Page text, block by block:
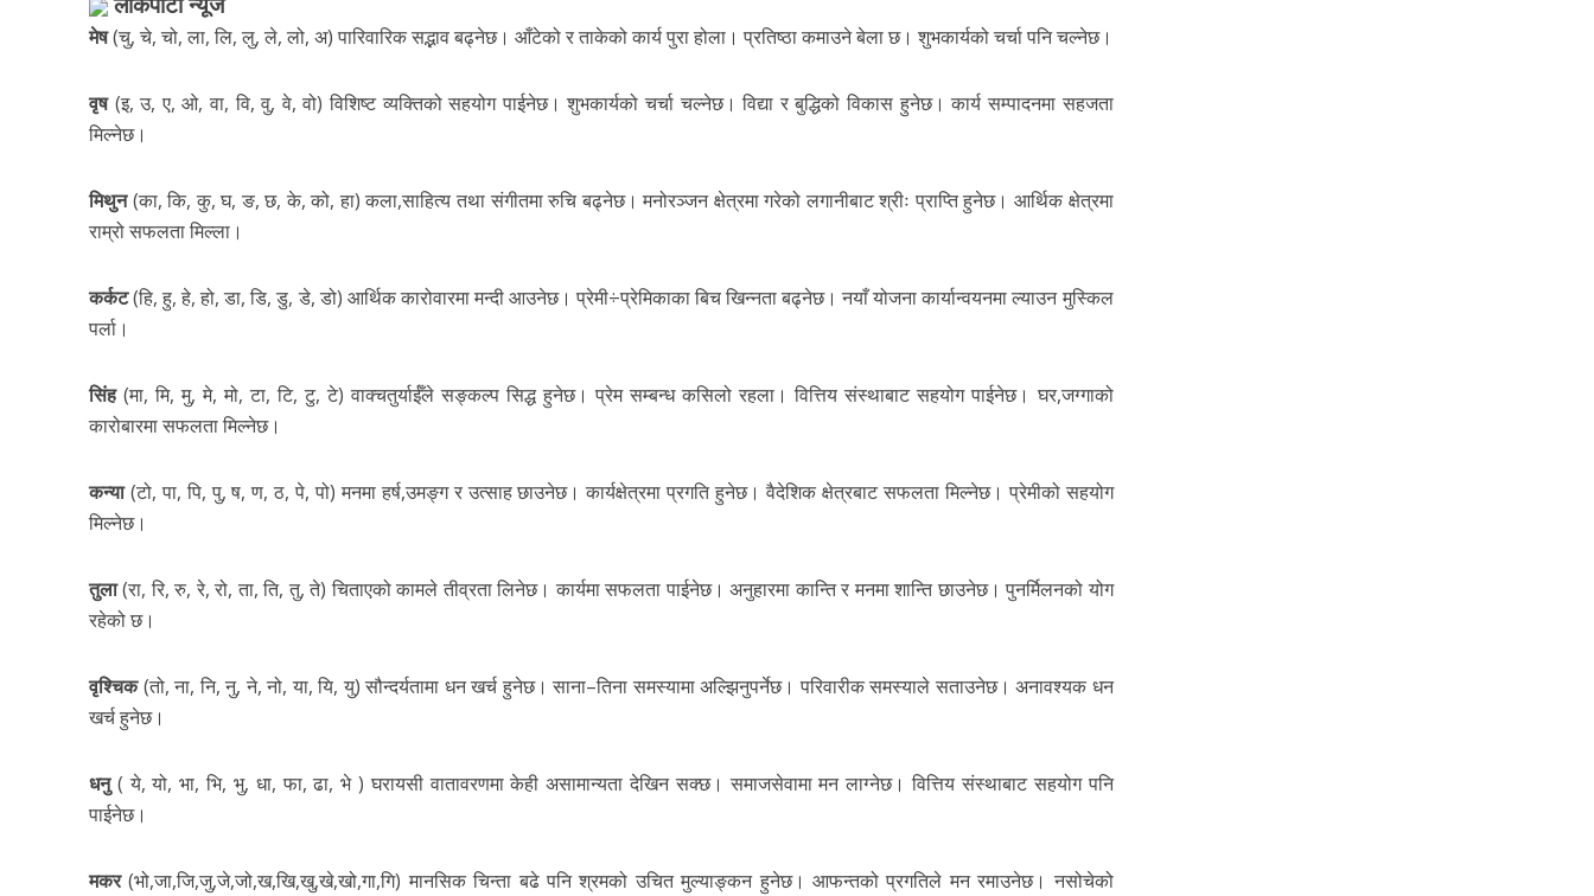
मेष(चु, चे, चो, ला, लि, लु, ले, लो, अ) पारिवारिक सद्भाव बढ्नेछ। आँटेको र ताकेको कार्य पुरा होला। प्रतिष्ठा कमाउने बेला छ। शुभकार्यको चर्चा पनि चल्नेछ।
वृष(इ, उ, ए, ओ, वा, वि, वु, वे, वो) विशिष्ट व्यक्तिको सहयोग पाईनेछ। शुभकार्यको चर्चा चल्नेछ। विद्या र बुद्धिको विकास हुनेछ। कार्य सम्पादनमा सहजता
मिल्नेछ।
मिथुन(का, कि, कु, घ, ङ, छ, के, को, हा) कला,साहित्य तथा संगीतमा रुचि बढ्नेछ। मनोरञ्जन क्षेत्रमा गरेको लगानीबाट श्रीः प्राप्ति हुनेछ। आर्थिक क्षेत्रमा
राम्रो सफलता मिल्ला।
कर्कट(हि, हु, हे, हो, डा, डि, डु, डे, डो) आर्थिक कारोवारमा मन्दी आउनेछ। प्रेमी÷प्रेमिकाका बिच खिन्नता बढ्नेछ। नयाँ योजना कार्यान्वयनमा ल्याउन मुस्किल
पर्ला।
सिंह(मा, मि, मु, मे, मो, टा, टि, टु, टे) वाक्चतुर्याईँले सङ्कल्प सिद्ध हुनेछ। प्रेम सम्बन्ध कसिलो रहला। वित्तिय संस्थाबाट सहयोग पाईनेछ। घर,जग्गाको
कारोबारमा सफलता मिल्नेछ।
कन्या(टो, पा, पि, पु, ष, ण, ठ, पे, पो) मनमा हर्ष,उमङ्ग र उत्साह छाउनेछ। कार्यक्षेत्रमा प्रगति हुनेछ। वैदेशिक क्षेत्रबाट सफलता मिल्नेछ। प्रेमीको सहयोग
मिल्नेछ।
तुला(रा, रि, रु, रे, रो, ता, ति, तु, ते) चिताएको कामले तीव्रता लिनेछ। कार्यमा सफलता पाईनेछ। अनुहारमा कान्ति र मनमा शान्ति छाउनेछ। पुनर्मिलनको योग
रहेको छ।
वृश्चिक(तो, ना, नि, नु, ने, नो, या, यि, यु) सौन्दर्यतामा धन खर्च हुनेछ। साना–तिना समस्यामा अल्झिनुपर्नेछ। परिवारीक समस्याले सताउनेछ। अनावश्यक धन
खर्च हुनेछ।
धनु( ये, यो, भा, भि, भु, धा, फा, ढा, भे ) घरायसी वातावरणमा केही असामान्यता देखिन सक्छ। समाजसेवामा मन लाग्नेछ। वित्तिय संस्थाबाट सहयोग पनि
पाईनेछ।
मकर(भो,जा,जि,जु,जे,जो,ख,खि,खु,खे,खो,गा,गि) मानसिक चिन्ता बढे पनि श्रमको उचित मुल्याङ्कन हुनेछ। आफन्तको प्रगतिले मन रमाउनेछ। नसोचेको